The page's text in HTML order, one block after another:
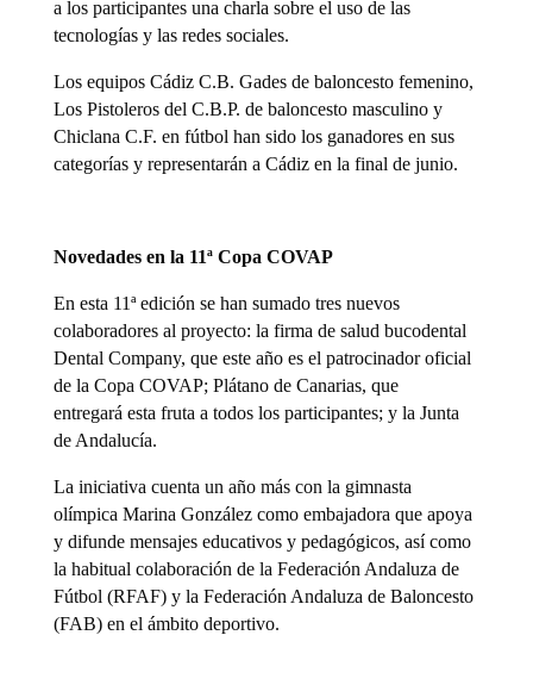
a los participantes una charla sobre el uso de las
tecnologías y las redes sociales.
Los equipos Cádiz C.B. Gades de baloncesto femenino,
Los Pistoleros del C.B.P. de baloncesto masculino y
Chiclana C.F. en fútbol han sido los ganadores en sus
categorías y representarán a Cádiz en la final de junio.
Novedades en la 11ª Copa COVAP
En esta 11ª edición se han sumado tres nuevos
colaboradores al proyecto: la firma de salud bucodental
Dental Company, que este año es el patrocinador oficial
de la Copa COVAP; Plátano de Canarias, que
entregará esta fruta a todos los participantes; y la Junta
de Andalucía.
La iniciativa cuenta un año más con la gimnasta
olímpica Marina González como embajadora que apoya
y difunde mensajes educativos y pedagógicos, así como
la habitual colaboración de la Federación Andaluza de
Fútbol (RFAF) y la Federación Andaluza de Baloncesto
(FAB) en el ámbito deportivo.